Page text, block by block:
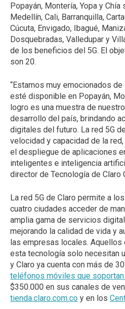
Popayán, Montería, Yopa y Chía
Medellín, Cali, Barranquilla,
Cúcuta, Envigado, Ibagué,
Dosquebradas, Valledupar y
de los beneficios del 5G. El
son 20.
“Estamos muy emocionados
esté disponible en Popayán,
logro es una muestra de
desarrollo del país, brindando
digitales del futuro. La red 5G
velocidad y capacidad de la
el despliegue de aplicaciones
inteligentes e inteligencia
director de Tecnología de Claro
La red 5G de Claro permite a
cuatro ciudades acceder de
amplia gama de servicios
mejorando la calidad de vida y
las empresas locales. Aquellos
esta tecnología solo necesitan
y Claro ya cuenta con más de
teléfonos móviles que soportan
$350.000 en sus canales de
tienda.claro.com.co y en los